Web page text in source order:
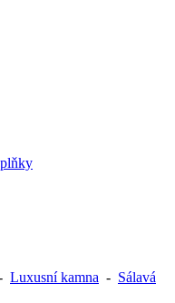
Luxusní kamna - Sálavá